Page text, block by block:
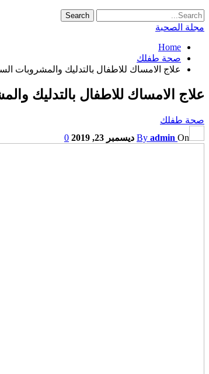
مجلة الصحبة
Home
صحة طفلك
علاج الامساك للاطفال بالتدليك والمشروبات
علاج الامساك للاطفال بالتدليك
صحة طفلك
By admin On ديسمبر 23, 2019 0